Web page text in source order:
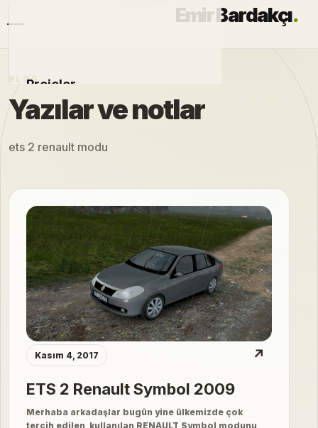
Emir Bardakçı.
Projeler
Otomobiller
Modlar
Hakkımda
Blog
BLOG
Yazılar ve notlar
ets 2 renault modu
Kasım 4, 2017 ↗
ETS 2 Renault Symbol 2009
Merhaba arkadaşlar bugün yine ülkemizde çok
tercih edilen, kullanılan RENAULT Symbol modunu